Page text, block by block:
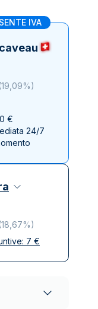
IVA
(19,09%)
€
24/7
(18,67%)
7 €